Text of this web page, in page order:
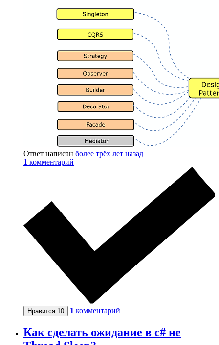
Ответ написан более трёх лет назад
1 комментарий
Нравится 10 1 комментарий
Как сделать ожидание в c# не